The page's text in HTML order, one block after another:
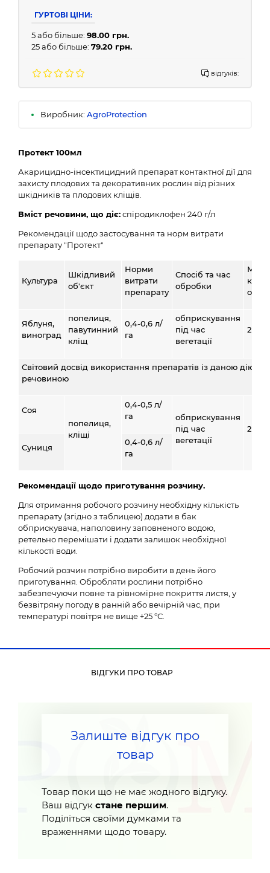
ГУРТОВІ ЦІНИ:
5 або більше: 98.00 грн.
25 або більше: 79.20 грн.
відгуків:
Виробник: AgroProtection
Протект 100мл
Акарицидно-інсектицидний препарат контактної дії для
захисту плодових та декоративних рослин від різних
шкідників та плодових кліщів.
Вміст речовини, що діє:спіродиклофен 240 г/л
Рекомендації щодо застосування та норм витрати
препарату "Протект"
Культура
Шкідливий
об'єкт
Норми
витрати
препарату
Спосіб та час
обробки
Яблуня,
виноград
попелиця,
павутинний
кліщ
0,4-0,6 л/
га
обприскування
під час
вегетації
2
Світовий досвід використання препаратів із даною діючою
речовиною
Соя
попелиця,
кліщі
0,4-0,5 л/
га
обприскування
під час
вегетації
2
Суниця
0,4-0,6 л/
га
Рекомендації щодо приготування розчину.
Для отримання робочого розчину необхідну кількість
препарату (згідно з таблицею) додати в бак
обприскувача, наполовину заповненого водою,
ретельно перемішати і додати залишок необхідної
кількості води.
Робочий розчин потрібно виробити в день його
приготування. Обробляти рослини потрібно
забезпечуючи повне та рівномірне покриття листя, у
безвітряну погоду в ранній або вечірній час, при
температурі повітря не вище +25 °С.
ВІДГУКИ ПРО ТОВАР
Залиште відгук про
товар
Товар поки що не має жодного відгуку.
Ваш відгук стане першим.
Поділіться своїми думками та
враженнями щодо товару.